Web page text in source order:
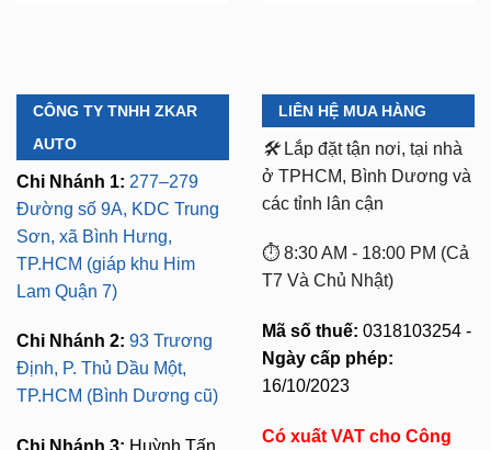
CÔNG TY TNHH ZKAR
AUTO
Chi Nhánh 1: 277–279
Đường số 9A, KDC Trung
Sơn, xã Bình Hưng,
TP.HCM (giáp khu Him
Lam Quận 7)
Chi Nhánh 2: 93 Trương
Định, P. Thủ Dầu Một,
TP.HCM (Bình Dương cũ)
LIÊN HỆ MUA HÀNG
🛠️ Lắp đặt tận nơi, tại nhà
ở TPHCM, Bình Dương và
các tỉnh lân cận
⏱️ 8:30 AM - 18:00 PM (Cả
T7 Và Chủ Nhật)
Mã số thuế: 0318103254 -
Ngày cấp phép:
16/10/2023
Có xuất VAT cho Công